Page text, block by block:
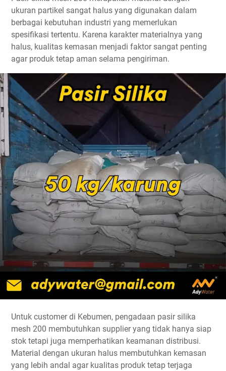
ukuran partikel sangat halus yang digunakan dalam
berbagai kebutuhan industri yang memerlukan
spesifikasi tertentu. Karena karakter materialnya yang
halus, kualitas kemasan menjadi faktor sangat penting
agar produk tetap aman selama pengiriman.
Untuk customer di Kebumen, pengadaan pasir silika
mesh 200 membutuhkan supplier yang tidak hanya siap
stok tetapi juga memperhatikan keamanan distribusi.
Material dengan ukuran halus membutuhkan kemasan
yang lebih andal agar kualitas produk tetap terjaga